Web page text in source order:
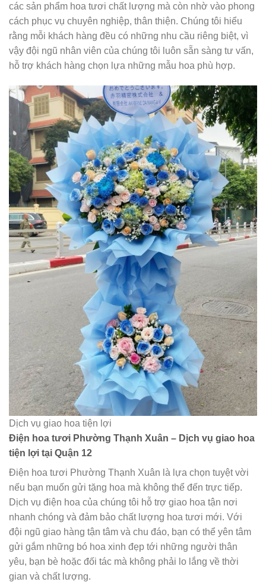
các sản phẩm hoa tươi chất lượng mà còn nhờ vào phong
cách phục vụ chuyên nghiệp, thân thiện. Chúng tôi hiểu
rằng mỗi khách hàng đều có những nhu cầu riêng biệt, vì
vậy đội ngũ nhân viên của chúng tôi luôn sẵn sàng tư vấn,
hỗ trợ khách hàng chọn lựa những mẫu hoa phù hợp.
Dịch vụ giao hoa tiện lợi
Điện hoa tươi Phường Thạnh Xuân – Dịch vụ giao hoa
tiện lợi tại Quận 12
Điện hoa tươi Phường Thạnh Xuân là lựa chọn tuyệt vời
nếu bạn muốn gửi tặng hoa mà không thể đến trực tiếp.
Dịch vụ điện hoa của chúng tôi hỗ trợ giao hoa tận nơi
nhanh chóng và đảm bảo chất lượng hoa tươi mới. Với
đội ngũ giao hàng tận tâm và chu đáo, bạn có thể yên tâm
gửi gắm những bó hoa xinh đẹp tới những người thân
yêu, bạn bè hoặc đối tác mà không phải lo lắng về thời
gian và chất lượng.